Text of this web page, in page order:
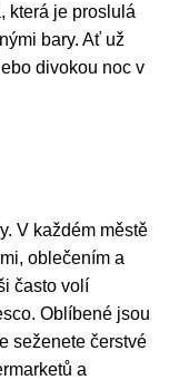
která je proslulá
bary. Ať už
divokou noc v
V každém městě
oblečením a
často volí
Oblíbené jsou
seženete čerstvé
a